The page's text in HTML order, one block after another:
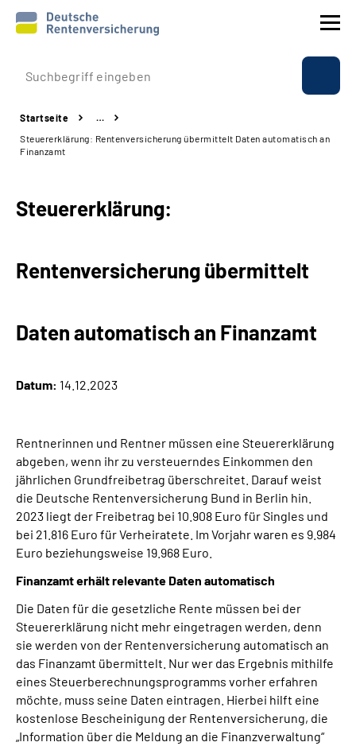
Prävention
Reha
Beratung & Kontakt
Experten
Suche
Language
Inhalte in Gebärdensprache (DGS)
Leichte Sprache
Startseite
…
Steuererklärung: Rentenversicherung übermittelt Daten automatisch an
Finanzamt
Steuererklärung:
Rentenversicherung übermittelt
Daten automatisch an Finanzamt
Datum: 14.12.2023
Rentnerinnen und Rentner müssen eine Steuererklärung
abgeben, wenn ihr zu versteuerndes Einkommen den
jährlichen Grundfreibetrag überschreitet. Darauf weist
die Deutsche Rentenversicherung Bund in Berlin hin.
2023 liegt der Freibetrag bei 10.908 Euro für Singles und
bei 21.816 Euro für Verheiratete. Im Vorjahr waren es 9.984
Euro beziehungsweise 19.968 Euro.
Finanzamt erhält relevante Daten automatisch
Die Daten für die gesetzliche Rente müssen bei der
Steuererklärung nicht mehr eingetragen werden, denn
sie werden von der Rentenversicherung automatisch an
das Finanzamt übermittelt. Nur wer das Ergebnis mithilfe
eines Steuerberechnungsprogramms vorher erfahren
möchte, muss seine Daten eintragen. Hierbei hilft eine
kostenlose Bescheinigung der Rentenversicherung, die
„Information über die Meldung an die Finanzverwaltung“